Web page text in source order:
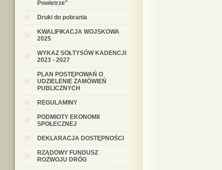
Powietrze"
Druki do pobrania
KWALIFIKACJA WOJSKOWA
2025
WYKAZ SOŁTYSÓW KADENCJI
2023 - 2027
PLAN POSTĘPOWAŃ O
UDZIELENIE ZAMÓWIEŃ
PUBLICZNYCH
REGULAMINY
PODMIOTY EKONOMII
SPOŁECZNEJ
DEKLARACJA DOSTĘPNOŚCI
RZĄDOWY FUNDUSZ
ROZWOJU DRÓG